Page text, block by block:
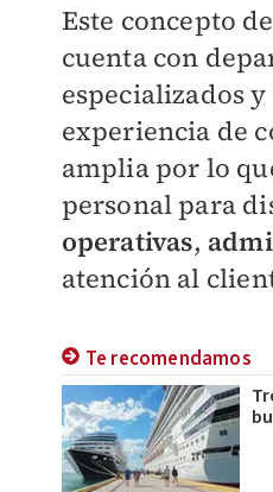
Este concepto
cuenta con
especializados
experiencia de
amplia por lo
personal para
operativas,
atención al
Te recomendamos